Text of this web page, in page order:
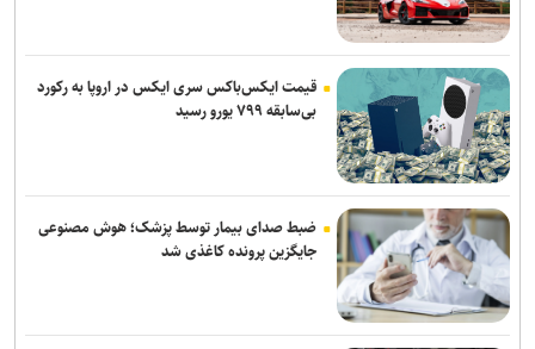
آذربایجان؛ میزبانی که در ۳۰ وزن حتی یک بار هم پرچمش بالا نرفت!
مدافع جوان آلومینیوم نزدیک به سپاهانقیمت ایکس‌باکس سری ایکس در اروپا به رکورد
بی‌سابقه ۷۹۹ یورو رسید
ضبط صدای بیمار توسط پزشک؛ هوش مصنوعی
جایگزین پرونده کاغذی شد